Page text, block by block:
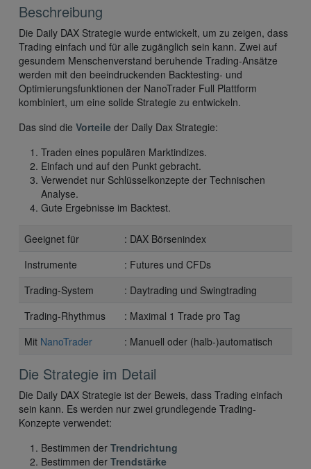
Beschreibung
Die Daily DAX Strategie wurde entwickelt, um zu zeigen, dass
Trading einfach und für alle zugänglich sein kann. Zwei auf
gesundem Menschenverstand beruhende Trading-Ansätze
werden mit den beeindruckenden Backtesting- und
Optimierungsfunktionen der NanoTrader Full Plattform
kombiniert, um eine solide Strategie zu entwickeln.
Das sind die Vorteile der Daily Dax Strategie:
Traden eines populären Marktindizes.
Einfach und auf den Punkt gebracht.
Verwendet nur Schlüsselkonzepte der Technischen
Analyse.
Gute Ergebnisse im Backtest.
Geeignet für
: DAX Börsenindex
Instrumente
: Futures und CFDs
Trading-System
: Daytrading und Swingtrading
Trading-Rhythmus
: Maximal 1 Trade pro Tag
Mit NanoTrader : Manuell oder (halb-)automatisch
Die Strategie im Detail
Die Daily DAX Strategie ist der Beweis, dass Trading einfach
sein kann. Es werden nur zwei grundlegende Trading-
Konzepte verwendet:
Bestimmen der Trendrichtung
Bestimmen der Trendstärke